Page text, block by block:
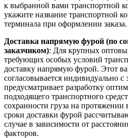
к выбранной вами транспортной
укажите название транспортной
терминала при оформлении заказа.
Доставка напрямую фурой (по
заказчиком): Для крупных
требующих особых условий
доставку напрямую фурой. Этот
согласовывается индивидуально с
предусматривает разработку
подходящего транспортного
сохранности груза на протяжении
сроки доставки фурой
случае в зависимости от
факторов.